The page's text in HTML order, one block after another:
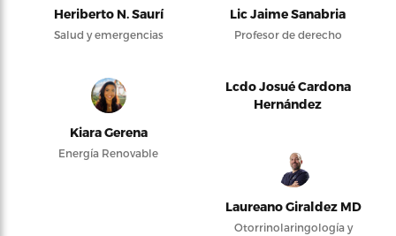
Heriberto N. Saurí
Salud y emergencias
Lic Jaime Sanabria
Profesor de derecho
Kiara Gerena
Energía Renovable
Lcdo Josué Cardona
Hernández
Laureano Giraldez MD
Otorrinolaringología y